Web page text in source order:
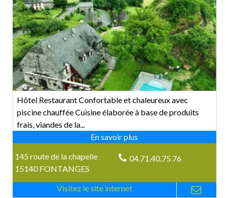
Hôtel Restaurant Confortable et chaleureux avec
piscine chauffée Cuisine élaborée à base de produits
frais, viandes de la...
145 route de la chapelle
15140 FONTANGES
04.71.40.75.76